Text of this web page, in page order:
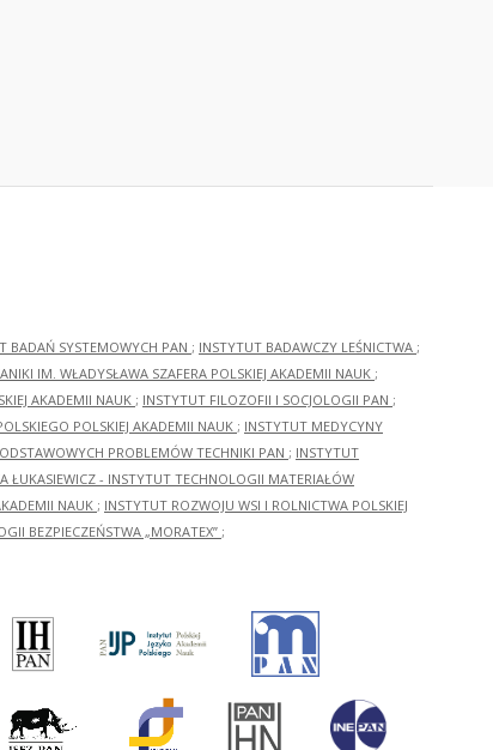
BADAŃ SYSTEMOWYCH PAN ; INSTYTUT BADAWCZY LEŚNICTWA ;
IM. WŁADYSŁAWA SZAFERA POLSKIEJ AKADEMII NAUK ;
AKADEMII NAUK ; INSTYTUT FILOZOFII I SOCJOLOGII PAN ;
POLSKIEJ AKADEMII NAUK ; INSTYTUT MEDYCYNY
PROBLEMÓW TECHNIKI PAN ; INSTYTUT
ŁUKASIEWICZ - INSTYTUT TECHNOLOGII MATERIAŁÓW
NAUK ; INSTYTUT ROZWOJU WSI I ROLNICTWA POLSKIEJ
BEZPIECZEŃSTWA „MORATEX” ;